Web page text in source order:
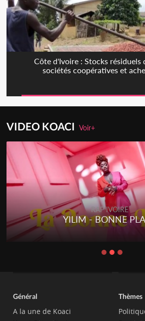
Côte d'Ivoire : Stocks résiduels
sociétés coopératives et
VIDEO KOACIVoir+
RAP IVOIRE
YILIM - BONNE
Général
A la une de Koaci
Thèmes